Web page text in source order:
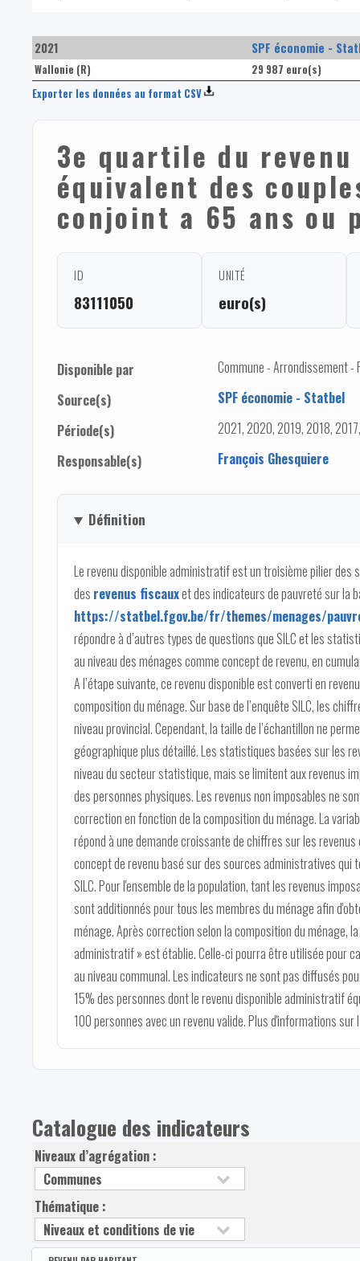
2021 SPF économie -
Wallonie (R)
29 987 euro(s)
Exporter les données au format CSV
3e quartile du
équivalent des
conjoint a 65 ans ou
ID
83111050
UNITÉ
euro(s)
Disponible par
Commune - Arrondissement -
Source(s)
SPF économie - Statbel
Période(s)
2021, 2020, 2019, 2018,
Responsable(s)
François Ghesquiere
Définition
Le revenu disponible administratif est un troisième pilier
des revenus fiscauxet des indicateurs de pauvreté sur la
https://statbel.fgov.be/fr/themes/menages/
répondre à d’autres types de questions que SILC et les
au niveau des ménages comme concept de revenu, en
A l’étape suivante, ce revenu disponible est converti en
composition du ménage. Sur base de l’enquête SILC, les
niveau provincial. Cependant, la taille de l’échantillon ne
géographique plus détaillé. Les statistiques basées sur les
niveau du secteur statistique, mais se limitent aux revenus
des personnes physiques. Les revenus non imposables ne
correction en fonction de la composition du ménage. La
répond à une demande croissante de chiffres sur les
concept de revenu basé sur des sources administratives qui
SILC. Pour l'ensemble de la population, tant les revenus
sont additionnés pour tous les membres du ménage afin
ménage. Après correction selon la composition du ménage,
administratif » est établie. Celle-ci pourra être utilisée pour
au niveau communal. Les indicateurs ne sont pas diffusés
15% des personnes dont le revenu disponible administratif
100 personnes avec un revenu valide. Plus d'informations
Catalogue des indicateurs
Niveaux d’agrégation :
Thématique :